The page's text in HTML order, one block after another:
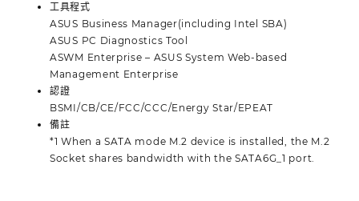
工具程式
ASUS Business Manager(including Intel SBA)
ASUS PC Diagnostics Tool
ASWM Enterprise – ASUS System Web-based
Management Enterprise
認證
BSMI/CB/CE/FCC/CCC/Energy Star/EPEAT
備註
*1 When a SATA mode M.2 device is installed, the M.2
Socket shares bandwidth with the SATA6G_1 port.